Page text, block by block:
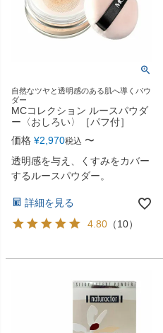
自然なツヤと透明感のある肌へ導くパウ
ダー
MCコレクション ルースパウダ
ー〈おしろい〉［パフ付］
価格 ¥2,970税込 〜
透明感を与え、くすみをカバー
するルースパウダー。
詳細を見る
4.80 （10）